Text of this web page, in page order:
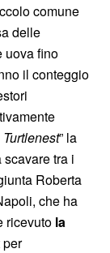
comune
delle
uova fino
il conteggio
” la
tra i
Roberta
che ha
ricevuto la
per